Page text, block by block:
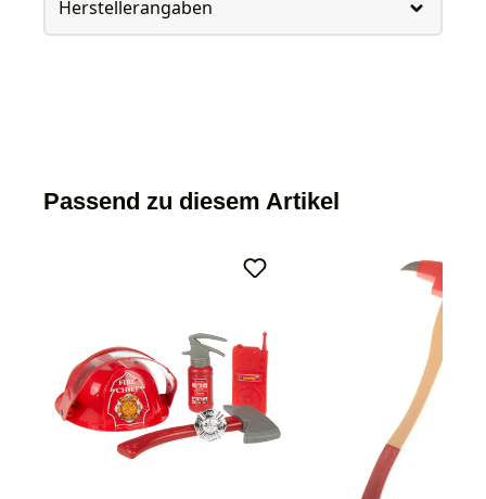
Herstellerangaben
Passend zu diesem Artikel